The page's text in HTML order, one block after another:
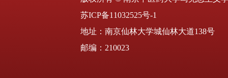
苏ICP备11032525号-1
地址：南京仙林大学城仙林大道138号
邮编：210023